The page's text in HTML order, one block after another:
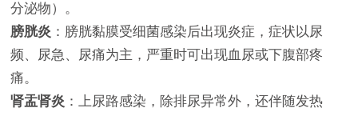
分泌物）。
膀胱炎 ：膀胱黏膜受细菌感染后出现炎症，症状以尿
频、尿急、尿痛为主，严重时可出现血尿或下腹部疼
痛。
肾盂肾炎 ：上尿路感染，除排尿异常外，还伴随发热